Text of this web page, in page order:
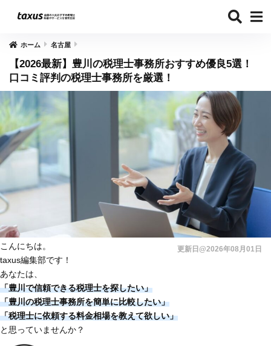
ホーム 名古屋
【2026最新】豊川の税理士事務所おすすめ優良5選！
口コミ評判の税理士事務所を厳選！
更新日@2026年08月01日
こんにちは。
taxus編集部です！
あなたは、
「豊川で信頼できる税理士を探したい」
「豊川の税理士事務所を簡単に比較したい」
「税理士に依頼する料金相場を教えて欲しい」
と思っていませんか？